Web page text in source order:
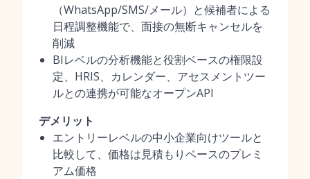
（WhatsApp/SMS/メール）と候補者による
日程調整機能で、面接の無断キャンセルを
削減
BIレベルの分析機能と役割ベースの権限設
定、HRIS、カレンダー、アセスメントツー
ルとの連携が可能なオープンAPI
デメリット
エントリーレベルの中小企業向けツールと
比較して、価格は見積もりベースのプレミ
アム価格